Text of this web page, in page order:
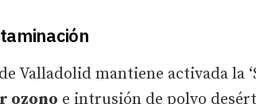
Valladolid mantiene activada la
ozono e intrusión de polvo